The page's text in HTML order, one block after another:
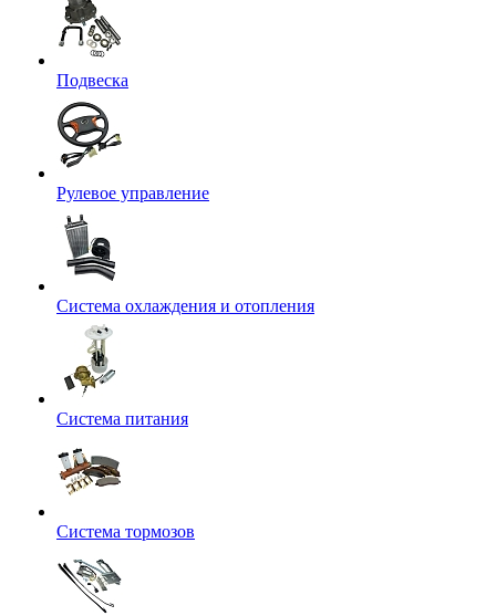
Подвеска
Рулевое управление
Система охлаждения и отопления
Система питания
Система тормозов